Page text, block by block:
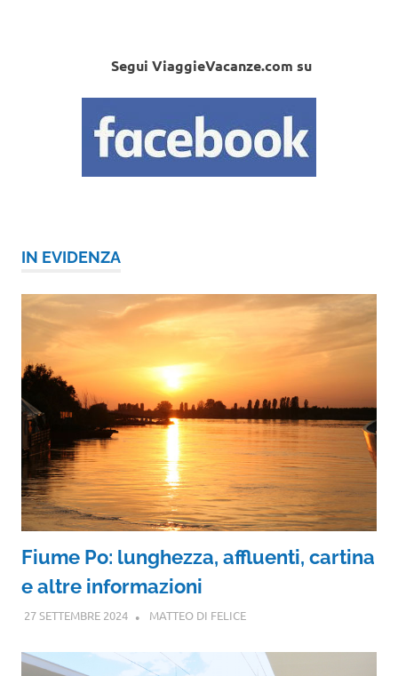
Segui ViaggieVacanze.com su
IN EVIDENZA
Fiume Po: lunghezza, affluenti, cartina
e altre informazioni
27 SETTEMBRE 2024 MATTEO DI FELICE